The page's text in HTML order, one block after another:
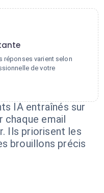
réponses varient selon
de votre
IA entraînés sur
chaque email
Ils priorisent les
brouillons précis